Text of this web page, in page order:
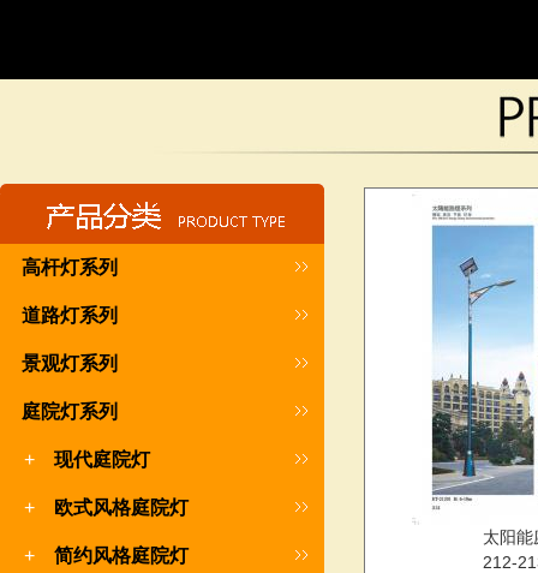
高杆灯系列
道路灯系列
景观灯系列
庭院灯系列
+ 现代庭院灯
+ 欧式风格庭院灯
+ 简约风格庭院灯
太阳能
212-